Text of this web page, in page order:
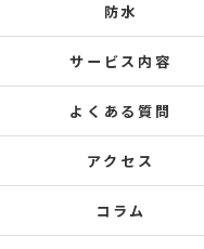
防水
サービス内容
よくある質問
アクセス
コラム